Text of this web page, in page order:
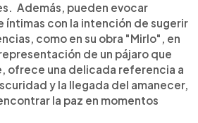
Además, pueden evocar
íntimas con la intención de sugerir
como en su obra "Mirlo", en
de un pájaro que
ofrece una delicada referencia a
y la llegada del amanecer,
la paz en momentos